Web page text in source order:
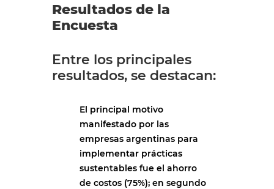
Resultados de la
Encuesta
Entre los principales
resultados, se destacan:
El principal motivo
manifestado por las
empresas argentinas para
implementar prácticas
sustentables fue el ahorro
de costos (75%); en segundo